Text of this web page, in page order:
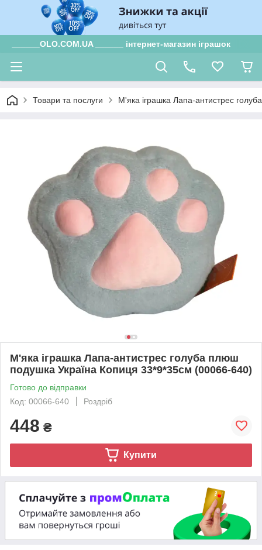
______OLO.COM.UA ______ інтернет-магазин іграшок
Товари та послуги М'яка іграшка Лапа-антистрес
М'яка іграшка Лапа-антистрес голуба плюш
подушка Україна Копиця 33*9*35см (00066-640)
Готово до відправки
Код: 00066-640
Роздріб
448 ₴
Купити